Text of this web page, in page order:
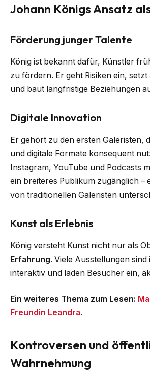
Johann Königs Ansatz
Förderung junger Talente
König ist bekannt dafür, Künstler
zu fördern. Er geht Risiken ein,
und baut langfristige Beziehungen
Digitale Innovation
Er gehört zu den ersten Galeristen,
und digitale Formate konsequent
Instagram, YouTube und Podcasts
ein breiteres Publikum zugänglich –
von traditionellen Galeristen
Kunst als Erlebnis
König versteht Kunst nicht nur als
Erfahrung. Viele Ausstellungen sind
interaktiv und laden Besucher ein,
Ein weiteres Thema zum Lesen:
Freundin Leandra.
Kontroversen und
Wahrnehmung